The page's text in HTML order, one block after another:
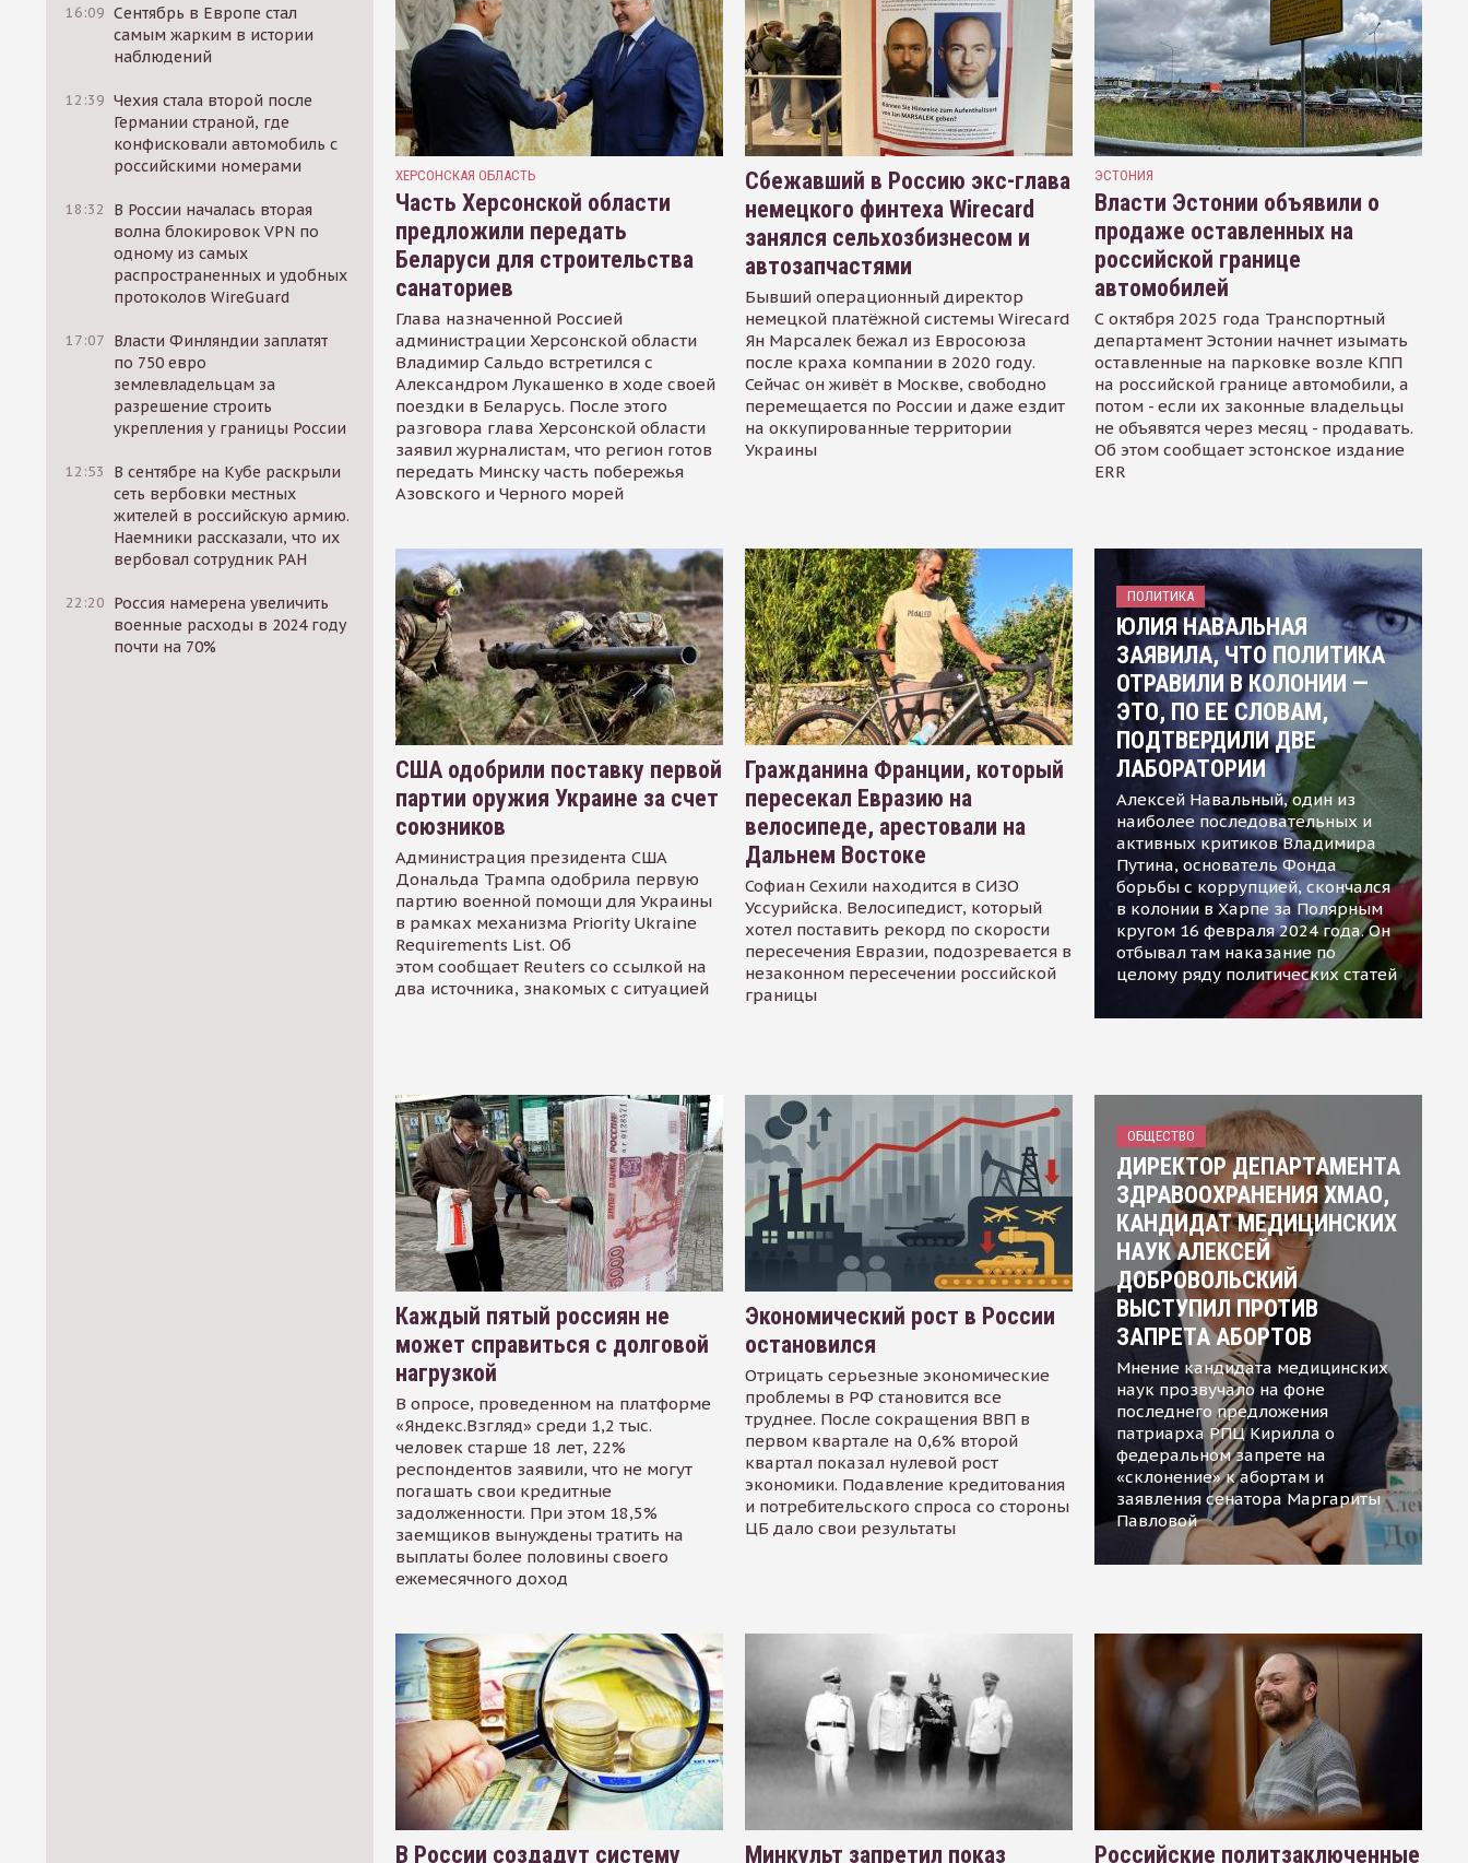
16:09 Сентябрь в Европе стал
самым жарким в истории
наблюдений
12:39 Чехия стала второй после
Германии страной, где
конфисковали автомобиль с
российскими номерами
18:32
В России началась вторая
волна блокировок VPN по
одному из самых
распространенных и удобных
протоколов WireGuard
17:07 Власти Финляндии заплатят
по 750 евро
землевладельцам за
разрешение строить
укрепления у границы России
12:53
В сентябре на Кубе раскрыли
сеть вербовки местных
жителей в российскую армию.
Наемники рассказали, что их
вербовал сотрудник РАН
22:20 Россия намерена увеличить
военные расходы в 2024 году
почти на 70%
ХЕРСОНСКАЯ ОБЛАСТЬ
Часть Херсонской области
предложили передать
Беларуси для строительства
санаториев
Глава назначенной Россией
администрации Херсонской области
Владимир Сальдо встретился с
Александром Лукашенко в ходе своей
поездки в Беларусь. После этого
разговора глава Херсонской области
заявил журналистам, что регион готов
передать Минску часть побережья
Азовского и Черного морей
Сбежавший в Россию экс-глава
немецкого финтеха Wirecard
занялся сельхозбизнесом и
автозапчастями
Бывший операционный директор
немецкой платёжной системы Wirecard
Ян Марсалек бежал из Евросоюза
после краха компании в 2020 году.
Сейчас он живёт в Москве, свободно
перемещается по России и даже ездит
на оккупированные территории
Украины
ЭСТОНИЯ
Власти Эстонии объявили о
продаже оставленных на
российской границе
автомобилей
С октября 2025 года Транспортный
департамент Эстонии начнет изымать
оставленные на парковке возле КПП
на российской границе автомобили, а
потом - если их законные владельцы
не объявятся через месяц - продавать.
Об этом сообщает эстонское издание
ERR
США одобрили поставку первой
партии оружия Украине за счет
союзников
Администрация президента США
Дональда Трампа одобрила первую
партию военной помощи для Украины
в рамках механизма Priority Ukraine
Requirements List. Об
этом сообщает Reuters со ссылкой на
два источника, знакомых с ситуацией
Гражданина Франции, который
пересекал Евразию на
велосипеде, арестовали на
Дальнем Востоке
Софиан Сехили находится в СИЗО
Уссурийска. Велосипедист, который
хотел поставить рекорд по скорости
пересечения Евразии, подозревается в
незаконном пересечении российской
границы
ПОЛИТИКА
ЮЛИЯ НАВАЛЬНАЯ
ЗАЯВИЛА, ЧТО ПОЛИТИКА
ОТРАВИЛИ В КОЛОНИИ —
ЭТО, ПО ЕЕ СЛОВАМ,
ПОДТВЕРДИЛИ ДВЕ
ЛАБОРАТОРИИ
Алексей Навальный, один из
наиболее последовательных и
активных критиков Владимира
Путина, основатель Фонда
борьбы с коррупцией, скончался
в колонии в Харпе за Полярным
кругом 16 февраля 2024 года. Он
отбывал там наказание по
целому ряду политических статей
Каждый пятый россиян не
может справиться с долговой
нагрузкой
В опросе, проведенном на платформе
«Яндекс.Взгляд» среди 1,2 тыс.
человек старше 18 лет, 22%
респондентов заявили, что не могут
погашать свои кредитные
задолженности. При этом 18,5%
заемщиков вынуждены тратить на
выплаты более половины своего
ежемесячного доход
Экономический рост в России
остановился
Отрицать серьезные экономические
проблемы в РФ становится все
труднее. После сокращения ВВП в
первом квартале на 0,6% второй
квартал показал нулевой рост
экономики. Подавление кредитования
и потребительского спроса со стороны
ЦБ дало свои результаты
ОБЩЕСТВО
ДИРЕКТОР ДЕПАРТАМЕНТА
ЗДРАВООХРАНЕНИЯ ХМАО,
КАНДИДАТ МЕДИЦИНСКИХ
НАУК АЛЕКСЕЙ
ДОБРОВОЛЬСКИЙ
ВЫСТУПИЛ ПРОТИВ
ЗАПРЕТА АБОРТОВ
Мнение кандидата медицинских
наук прозвучало на фоне
последнего предложения
патриарха РПЦ Кирилла о
федеральном запрете на
«склонение» к абортам и
заявления сенатора Маргариты
Павловой
В России создадут систему Минкульт запретил показ Российские политзаключенные